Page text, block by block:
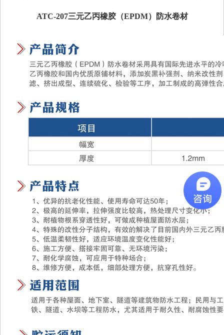
ATC-207三元乙丙橡胶（EPDM）防水卷材